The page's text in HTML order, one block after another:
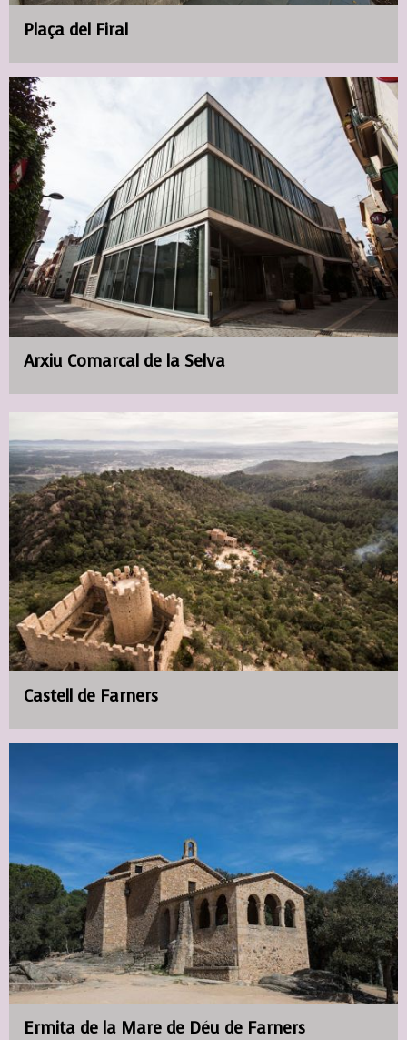
Plaça del Firal
Arxiu Comarcal de la Selva
Castell de Farners
Ermita de la Mare de Déu de Farners